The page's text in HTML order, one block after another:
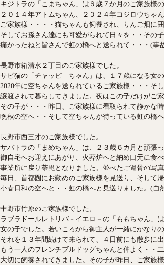
キジトラの「こまちゃん」は６歳７か月のご家族様
２０１４年アトムちゃん、２０２４年コジロウちゃ
ご家族様・・・・猫ちゃんも飼養され、りんご畑に
そしてお孫さん達にも可愛がられて日々を・・その
痛かったねと皆さんで虹の橋へと送られて・・・(事
長野市箱清水２丁目のご家族様でした。
サビ猫の「チャッピ－ちゃん」は、１７歳になる女の
2020年に空ちゃんを送られているご家族様・・・そ
譲渡されて暮らしてきました。夜はこの子だけがご
その子が・・・昨日、ご家族様に看取られて静かな時
晩秋の空へ・・そして空ちゃんが待っている虹の橋
長野市西三才のご家族様でした。
サバトラの「まめちゃん」は、２３歳６カ月と頑張
御自宅へお迎えにあがり、火葬炉へと納め口元に食
事業所に戻り荼毘となりました。並べたご遺骨の写
毎日、首都圏にお勤めのご家族様を見送り、そして
小春日和の空へと・・虹の橋へと見送りました。(自
中野市竹原のご家族様でした。
ラブラドールレトリバ－イエロ－の「ももちゃん」
女の子でした。若いころから御主人が一緒にかなり
それを１３年間続けて来られて、４日前にも散歩に
もう一人のフレンチブルドッグちゃんと仲よく・・
大切に飼養されてきました。その子が昨日、ご家族